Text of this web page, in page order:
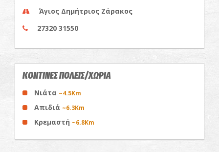
Άγιος Δημήτριος Ζάρακος
27320 31550
ΚΟΝΤΙΝΕΣ ΠΟΛΕΙΣ/ΧΩΡΙΑ
Νιάτα ~4.5Km
Απιδιά ~6.3Km
Κρεμαστή ~6.8Km